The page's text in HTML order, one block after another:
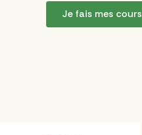
Je fais mes